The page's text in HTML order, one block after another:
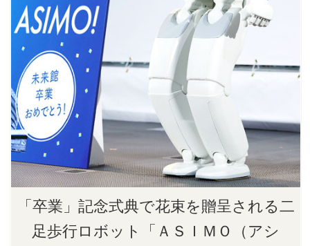
「卒業」記念式典で花束を贈呈される二
足歩行ロボット「ＡＳＩＭＯ（アシ